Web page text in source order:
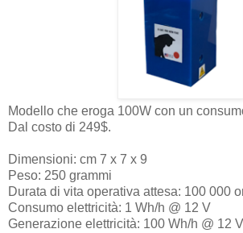
Modello che eroga 100W con un
Dal costo di 249$.
Dimensioni: cm 7 x 7 x 9
Peso: 250 grammi
Durata di vita operativa attesa: 100 000
Consumo elettricità: 1 Wh/h @ 12 V
Generazione elettricità: 100 Wh/h @ 12 V